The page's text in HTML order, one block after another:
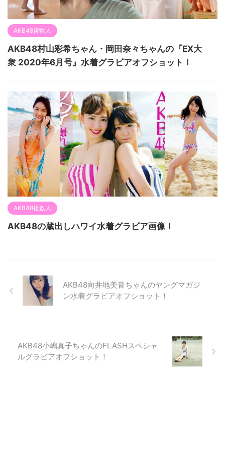
AKB48複数人
AKB48村山彩希ちゃん・岡田奈々ちゃんの『EX大
衆 2020年6月号』水着グラビアオフショット！
AKB48複数人
AKB48の蔵出しハワイ水着グラビア画像！
AKB48向井地美音ちゃんのヤングマガジ
ン水着グラビアオフショット！
AKB48小嶋真子ちゃんのFLASHスペシャ
ルグラビアオフショット！